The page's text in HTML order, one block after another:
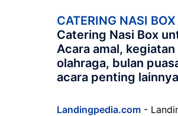
CATERING NASI BOX
Catering Nasi Box
Acara amal, kegiatan
olahraga, bulan
acara penting
Landingpedia.com -